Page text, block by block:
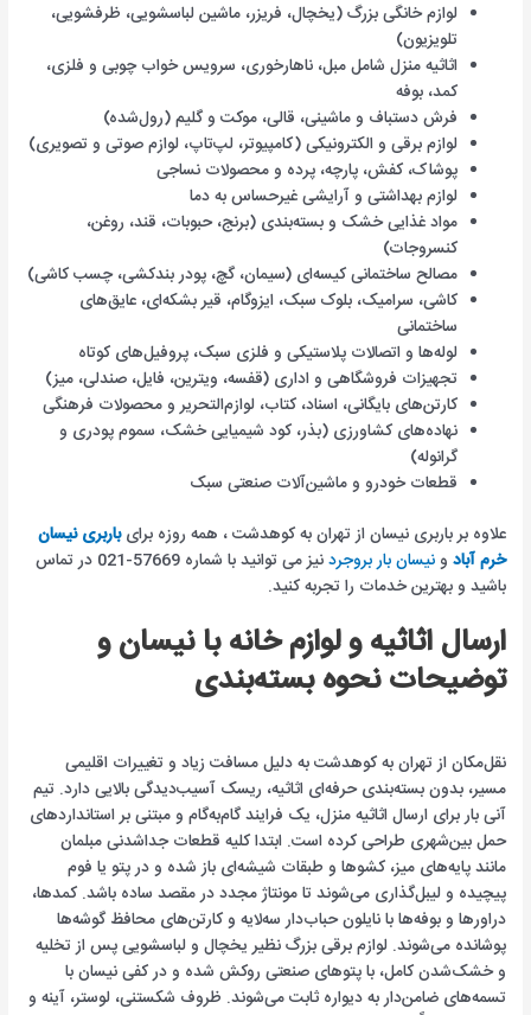
لوازم خانگی بزرگ (یخچال، فریزر، ماشین لباسشویی، ظرفشویی،
تلویزیون)
اثاثیه منزل شامل مبل، ناهارخوری، سرویس خواب چوبی و فلزی،
کمد، بوفه
فرش دستباف و ماشینی، قالی، موکت و گلیم (رول‌شده)
لوازم برقی و الکترونیکی (کامپیوتر، لپ‌تاپ، لوازم صوتی و تصویری)
پوشاک، کفش، پارچه، پرده و محصولات نساجی
لوازم بهداشتی و آرایشی غیرحساس به دما
مواد غذایی خشک و بسته‌بندی (برنج، حبوبات، قند، روغن،
کنسروجات)
مصالح ساختمانی کیسه‌ای (سیمان، گچ، پودر بندکشی، چسب کاشی)
کاشی، سرامیک، بلوک سبک، ایزوگام، قیر بشکه‌ای، عایق‌های
ساختمانی
لوله‌ها و اتصالات پلاستیکی و فلزی سبک، پروفیل‌های کوتاه
تجهیزات فروشگاهی و اداری (قفسه، ویترین، فایل، صندلی، میز)
کارتن‌های بایگانی، اسناد، کتاب، لوازم‌التحریر و محصولات فرهنگی
نهاده‌های کشاورزی (بذر، کود شیمیایی خشک، سموم پودری و
گرانوله)
قطعات خودرو و ماشین‌آلات صنعتی سبک
علاوه بر باربری نیسان از تهران به کوهدشت ، همه روزه برایباربری نیسان
خرم آباد ونیسان بار بروجرد
نیز می توانید با شماره 57669-021 در تماس
باشید و بهترین خدمات را تجربه کنید.
ارسال اثاثیه و لوازم خانه با نیسان و
توضیحات نحوه بسته‌بندی
نقل‌مکان از تهران به کوهدشت به دلیل مسافت زیاد و تغییرات اقلیمی
مسیر، بدون بسته‌بندی حرفه‌ای اثاثیه، ریسک آسیب‌دیدگی بالایی دارد. تیم
آنی بار برای ارسال اثاثیه منزل، یک فرایند گام‌به‌گام و مبتنی بر استانداردهای
حمل بین‌شهری طراحی کرده است. ابتدا کلیه قطعات جداشدنی مبلمان
مانند پایه‌های میز، کشوها و طبقات شیشه‌ای باز شده و در پتو یا فوم
پیچیده و لیبل‌گذاری می‌شوند تا مونتاژ مجدد در مقصد ساده باشد. کمدها،
دراورها و بوفه‌ها با نایلون حباب‌دار سه‌لایه و کارتن‌های محافظ گوشه‌ها
پوشانده می‌شوند. لوازم برقی بزرگ نظیر یخچال و لباسشویی پس از تخلیه
و خشک‌شدن کامل، با پتوهای صنعتی روکش شده و در کفی نیسان با
تسمه‌های ضامن‌دار به دیواره ثابت می‌شوند. ظروف شکستنی، لوستر، آینه و